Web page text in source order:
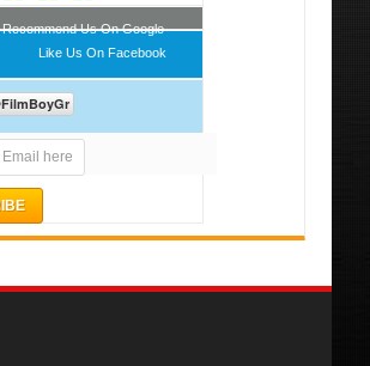
Recommend Us On Google
Like Us On Facebook